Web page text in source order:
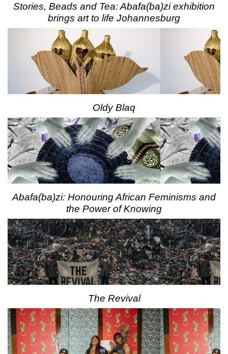
Stories, Beads and Tea: Abafa(ba)zi exhibition
brings art to life Johannesburg
Oldy Blaq
Abafa(ba)zi: Honouring African Feminisms and
the Power of Knowing
The Revival